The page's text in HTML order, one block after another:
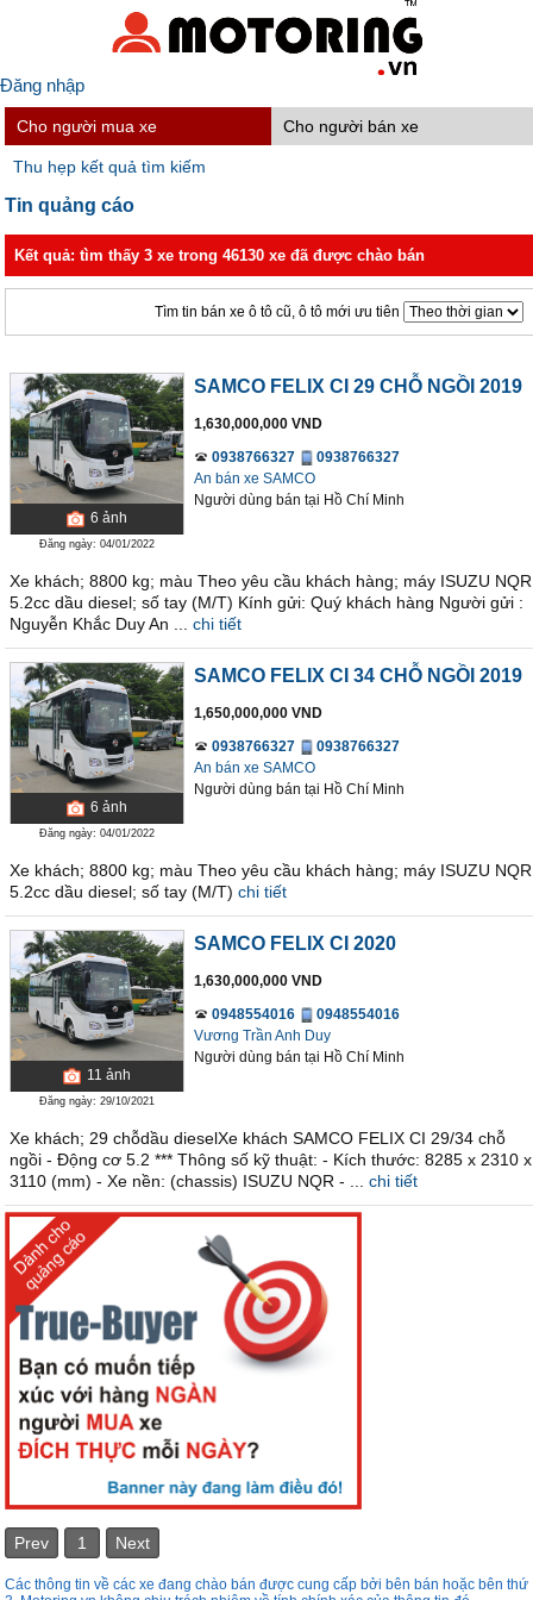
Đăng nhập
Cho người mua xe Cho người bán xe
Thu hẹp kết quả tìm kiếm
Tin quảng cáo
Kết quả: tìm thấy 3 xe trong 46130 xe đã được chào bán
Tìm tin bán xe ô tô cũ, ô tô mới ưu tiên
6 ảnh
Đăng ngày: 04/01/2022
SAMCO FELIX CI 29 CHỖ NGỒI 2019
1,630,000,000 VND
0938766327
0938766327
An bán xe SAMCO
Người dùng bán tại Hồ Chí Minh
Xe khách; 8800 kg; màu Theo yêu cầu khách hàng; máy ISUZU NQR
5.2cc dầu diesel; số tay (M/T) Kính gửi: Quý khách hàng Người gửi :
Nguyễn Khắc Duy An ...
chi tiết
6 ảnh
Đăng ngày: 04/01/2022
SAMCO FELIX CI 34 CHỖ NGỒI 2019
1,650,000,000 VND
0938766327
0938766327
An bán xe SAMCO
Người dùng bán tại Hồ Chí Minh
Xe khách; 8800 kg; màu Theo yêu cầu khách hàng; máy ISUZU NQR
5.2cc dầu diesel; số tay (M/T) chi tiết
11 ảnh
Đăng ngày: 29/10/2021
SAMCO FELIX CI 2020
1,630,000,000 VND
0948554016
0948554016
Vương Trần Anh Duy
Người dùng bán tại Hồ Chí Minh
Xe khách; 29 chỗdầu dieselXe khách SAMCO FELIX CI 29/34 chỗ
ngồi - Động cơ 5.2 *** Thông số kỹ thuật: - Kích thước: 8285 x 2310 x
3110 (mm) - Xe nền: (chassis) ISUZU NQR - ...
chi tiết
Prev 1 Next
Các thông tin về các xe đang chào bán được cung cấp bởi bên bán hoặc bên thứ